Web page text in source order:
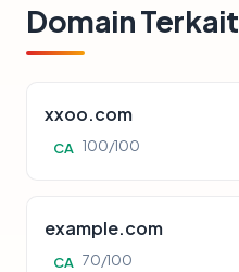
Domain Terkait
xxoo.com
CA 100/100
example.com
CA 70/100